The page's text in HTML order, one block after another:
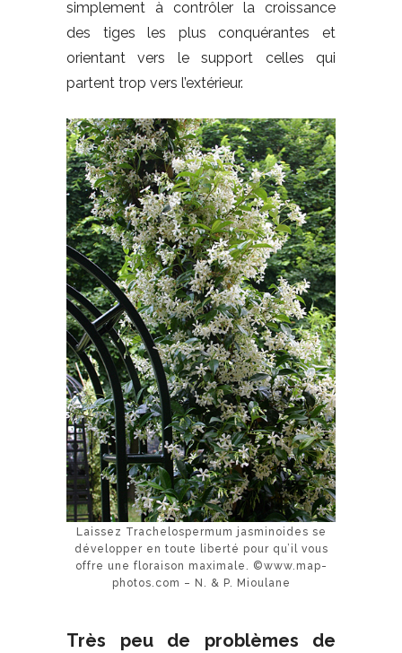
simplement à contrôler la croissance
des tiges les plus conquérantes et
orientant vers le support celles qui
partent trop vers l’extérieur.
Laissez Trachelospermum jasminoides se
développer en toute liberté pour qu’il vous
offre une floraison maximale. ©www.map-
photos.com – N. & P. Mioulane
Très peu de problèmes de